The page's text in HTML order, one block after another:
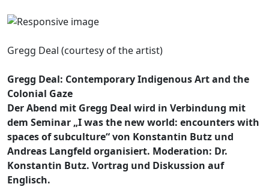
Gregg Deal (courtesy of the artist)
Gregg Deal: Contemporary Indigenous Art and the
Colonial Gaze
Der Abend mit Gregg Deal wird in Verbindung mit
dem Seminar „I was the new world: encounters with
spaces of subculture“ von Konstantin Butz und
Andreas Langfeld organisiert. Moderation: Dr.
Konstantin Butz. Vortrag und Diskussion auf
Englisch.